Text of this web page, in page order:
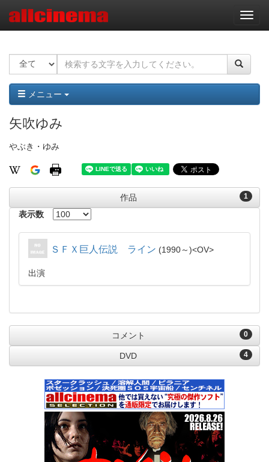
ナ
ビ
ー
ョ
ン
メニュー
矢吹ゆみ
やぶき・ゆみ
1
作品
表示数
ＳＦＸ巨人伝説 ライン 1990～ OV
出演
0
コメント
4
DVD